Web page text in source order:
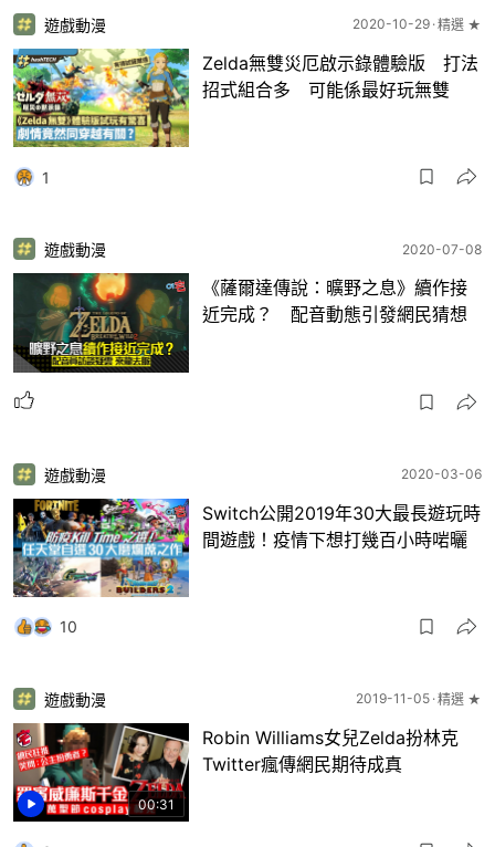
遊戲動漫 2020-10-29 精選 ★
Zelda無雙災厄啟示錄體驗版 打法
招式組合多 可能係最好玩無雙
1
遊戲動漫 2020-07-08
《薩爾達傳說：曠野之息》續作接
近完成？ 配音動態引發網民猜想
遊戲動漫 2020-03-06
Switch公開2019年30大最長遊玩時
間遊戲！疫情下想打幾百小時啱曬
10
00:31
遊戲動漫 2019-11-05 精選 ★
Robin Williams女兒Zelda扮林克
Twitter瘋傳網民期待成真